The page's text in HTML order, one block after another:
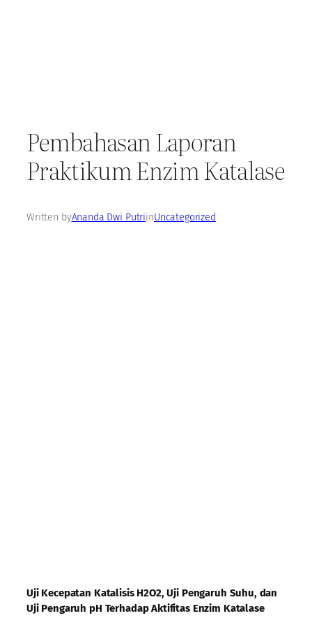
Pembahasan Laporan
Praktikum Enzim Katalase
Written byAnanda Dwi PutriinUncategorized
Uji Kecepatan Katalisis H2O2, Uji Pengaruh Suhu, dan
Uji Pengaruh pH Terhadap Aktifitas Enzim Katalase